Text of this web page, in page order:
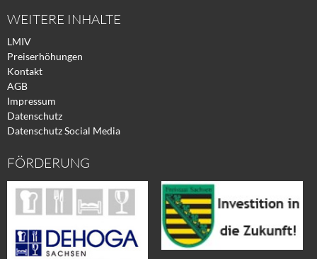
WEITERE INHALTE
LMIV
Preiserhöhungen
Kontakt
AGB
Impressum
Datenschutz
Datenschutz Social Media
FÖRDERUNG